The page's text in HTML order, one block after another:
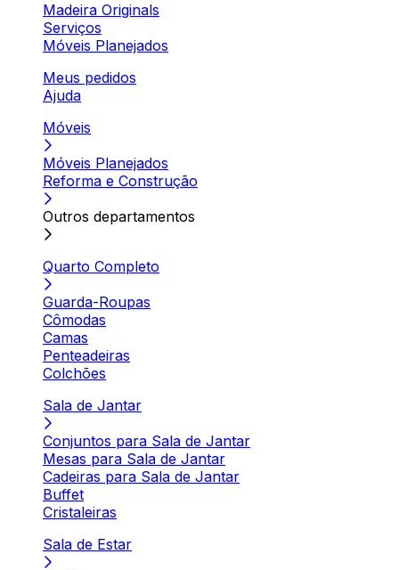
Madeira Originals
Serviços
Móveis Planejados
Meus pedidos
Ajuda
Móveis
Móveis Planejados
Reforma e Construção
Outros departamentos
Quarto Completo
Guarda-Roupas
Cômodas
Camas
Penteadeiras
Colchões
Sala de Jantar
Conjuntos para Sala de Jantar
Mesas para Sala de Jantar
Cadeiras para Sala de Jantar
Buffet
Cristaleiras
Sala de Estar